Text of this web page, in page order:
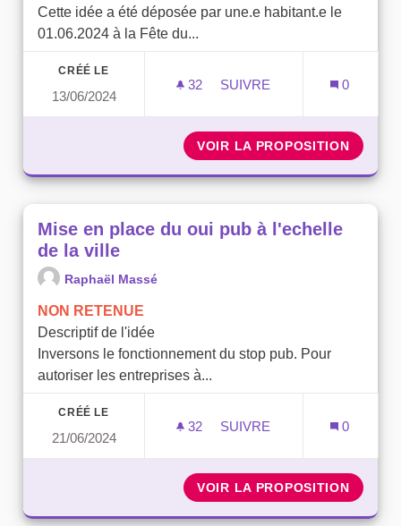
Cette idée a été déposée par une.e habitant.e le
01.06.2024 à la Fête du...
CRÉÉ LE
13/06/2024
32 32 ABONNÉS
SUIVRE
0
VOIR LA PROPOSITION
Mise en place du oui pub à l'echelle
de la ville
Raphaël Massé
NON RETENUE
Descriptif de l'idée
Inversons le fonctionnement du stop pub. Pour
autoriser les entreprises à...
CRÉÉ LE
21/06/2024
32 32 ABONNÉS
SUIVRE
0
VOIR LA PROPOSITION MISE